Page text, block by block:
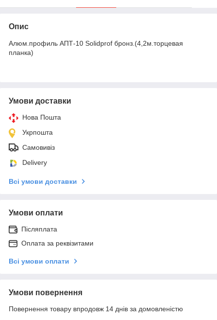
Опис
Алюм.профиль АПТ-10 Solidprof бронз.(4,2м.торцевая
планка)
Умови доставки
Нова Пошта
Укрпошта
Самовивіз
Delivery
Всі умови доставки
Умови оплати
Післяплата
Оплата за реквізитами
Всі умови оплати
Умови повернення
Повернення товару впродовж 14 днів за домовленістю